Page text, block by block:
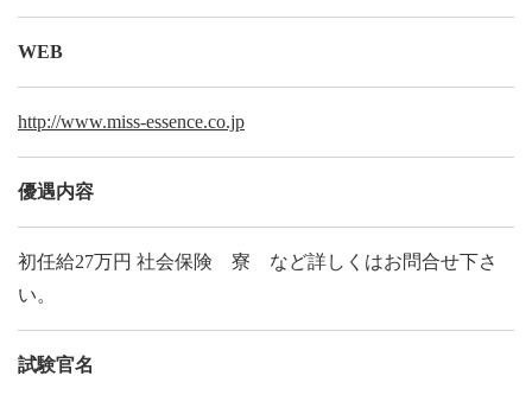
WEB
http://www.miss-essence.co.jp
優遇内容
初任給27万円 社会保険 寮 など詳しくはお問合せ下さ
い。
試験官名